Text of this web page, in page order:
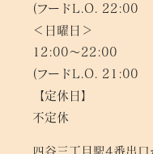
(フードL.O. 22:00
＜日曜日＞
12:00～22:00
(フードL.O. 21:00
【定休日】
不定休